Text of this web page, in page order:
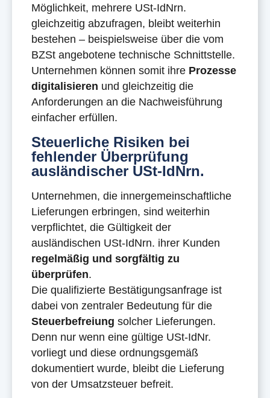
Möglichkeit, mehrere USt-IdNrn.
gleichzeitig abzufragen, bleibt weiterhin
bestehen – beispielsweise über die vom
BZSt angebotene technische Schnittstelle.
Unternehmen können somit ihre Prozesse
digitalisieren und gleichzeitig die
Anforderungen an die Nachweisführung
einfacher erfüllen.
Steuerliche Risiken bei
fehlender Überprüfung
ausländischer USt-IdNrn.
Unternehmen, die innergemeinschaftliche
Lieferungen erbringen, sind weiterhin
verpflichtet, die Gültigkeit der
ausländischen USt-IdNrn. ihrer Kunden
regelmäßig und sorgfältig zu
überprüfen.
Die qualifizierte Bestätigungsanfrage ist
dabei von zentraler Bedeutung für die
Steuerbefreiung solcher Lieferungen.
Denn nur wenn eine gültige USt-IdNr.
vorliegt und diese ordnungsgemäß
dokumentiert wurde, bleibt die Lieferung
von der Umsatzsteuer befreit.